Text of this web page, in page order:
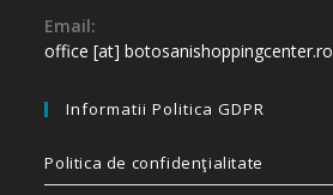
Email:
office [at] botosanishoppingcenter.ro
Informatii Politica GDPR
Politica de confidenţialitate